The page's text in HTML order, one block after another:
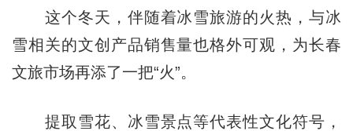
这个冬天，伴随着冰雪旅游的火热，与冰
雪相关的文创产品销售量也格外可观，为长春
文旅市场再添了一把“火”。
提取雪花、冰雪景点等代表性文化符号，